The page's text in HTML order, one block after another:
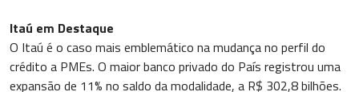
Itaú em Destaque
O Itaú é o caso mais emblemático na mudança no perfil do
crédito a PMEs. O maior banco privado do País registrou uma
expansão de 11% no saldo da modalidade, a R$ 302,8 bilhões.